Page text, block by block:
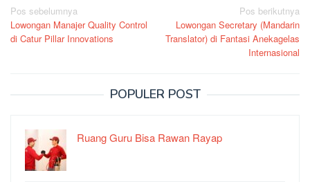
Navigasi
pos
Pos sebelumnya
Lowongan Manajer Quality Control
di Catur Pillar Innovations
Pos berikutnya
Lowongan Secretary (Mandarin
Translator) di Fantasi Anekagelas
Internasional
POPULER POST
Ruang Guru Bisa Rawan Rayap